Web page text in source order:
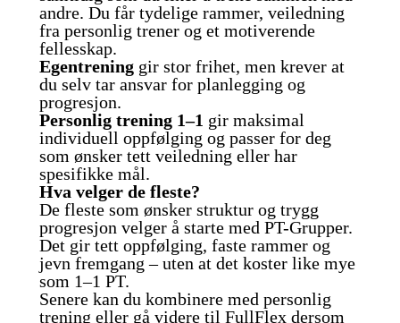
andre. Du får tydelige rammer, veiledning
fra personlig trener og et motiverende
fellesskap.
Egentrening gir stor frihet, men krever at
du selv tar ansvar for planlegging og
progresjon.
Personlig trening 1–1 gir maksimal
individuell oppfølging og passer for deg
som ønsker tett veiledning eller har
spesifikke mål.
Hva velger de fleste?
De fleste som ønsker struktur og trygg
progresjon velger å starte med PT-Grupper.
Det gir tett oppfølging, faste rammer og
jevn fremgang – uten at det koster like mye
som 1–1 PT.
Senere kan du kombinere med personlig
trening eller gå videre til FullFlex dersom